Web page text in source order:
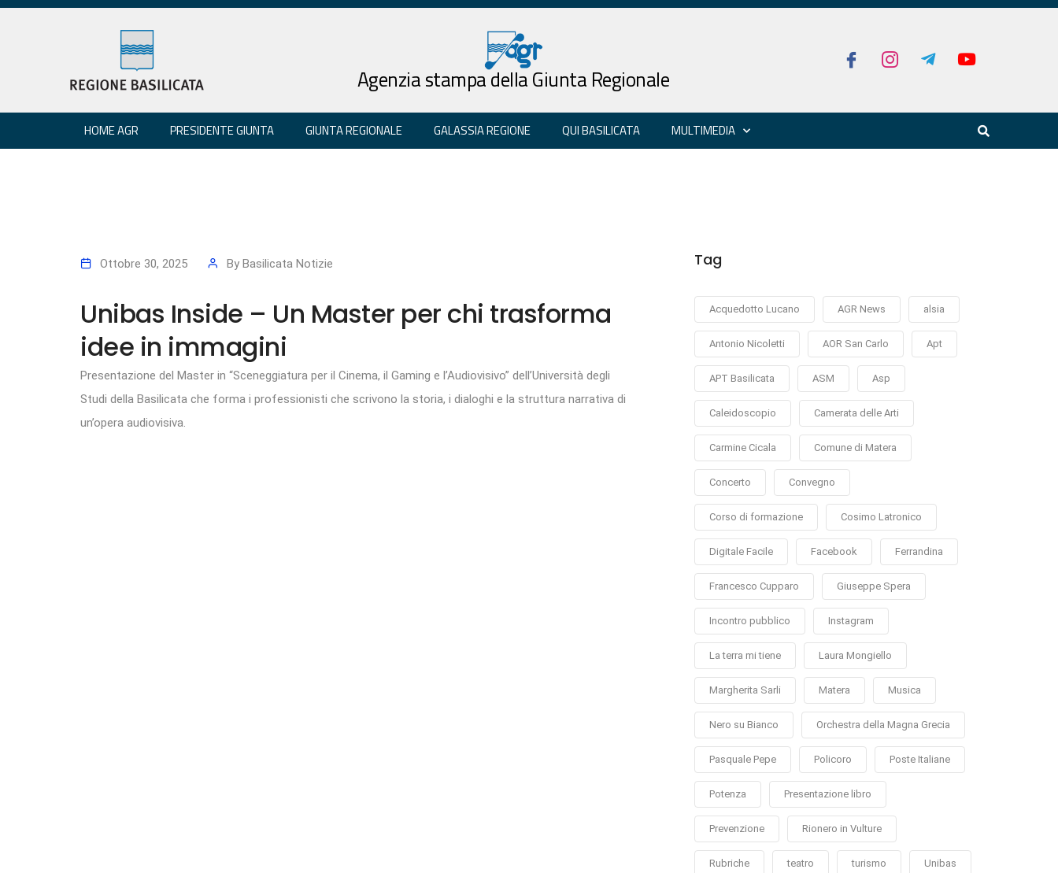
Agenzia stampa della Giunta Regionale
HOME AGR PRESIDENTE GIUNTA GIUNTA REGIONALE GALASSIA REGIONE QUI BASILICATA MULTIMEDIA
Ottobre 30, 2025 By Basilicata Notizie
Unibas Inside – Un Master per chi trasforma
idee in immagini
Presentazione del Master in “Sceneggiatura per il Cinema, il Gaming e l’Audiovisivo” dell’Università degli
Studi della Basilicata che forma i professionisti che scrivono la storia, i dialoghi e la struttura narrativa di
un’opera audiovisiva.
Tag
Acquedotto Lucano AGR News alsia
Antonio Nicoletti AOR San Carlo Apt
APT Basilicata ASM Asp
Caleidoscopio Camerata delle Arti
Carmine Cicala Comune di Matera
Concerto Convegno
Corso di formazione Cosimo Latronico
Digitale Facile Facebook Ferrandina
Francesco Cupparo Giuseppe Spera
Incontro pubblico Instagram
La terra mi tiene Laura Mongiello
Margherita Sarli Matera Musica
Nero su Bianco Orchestra della Magna Grecia
Pasquale Pepe Policoro Poste Italiane
Potenza Presentazione libro
Prevenzione Rionero in Vulture
Rubriche teatro turismo Unibas